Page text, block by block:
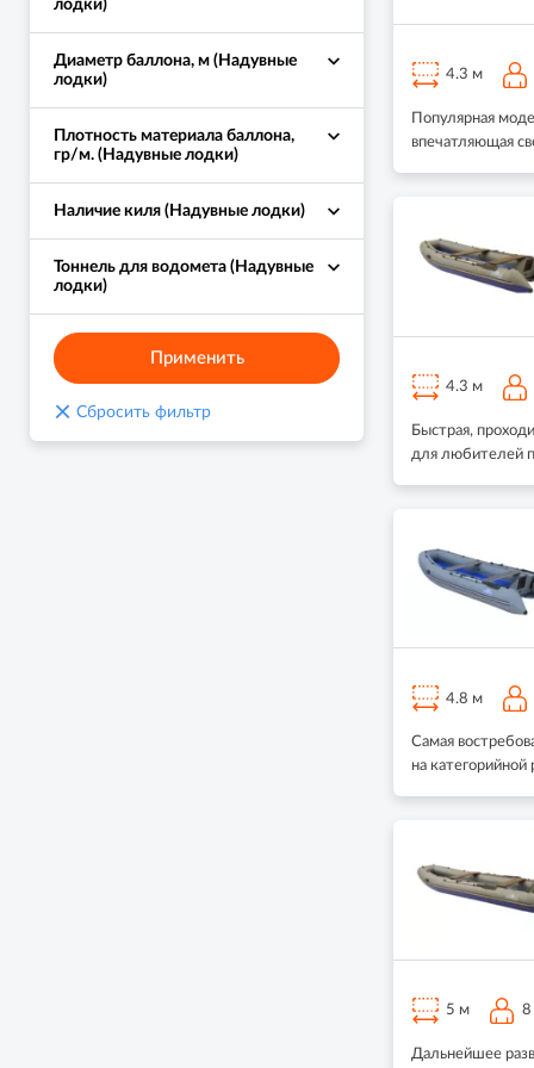
лодки)
Диаметр баллона, м (Надувные
лодки)
Плотность материала баллона,
гр/м. (Надувные лодки)
Наличие киля (Надувные лодки)
Тоннель для водомета (Надувные
лодки)
Применить
× Сбросить фильтр
4.3 м
Популярная
впечатляющая
4.3 м
Быстрая,
для любителей
4.8 м
Самая
на
5 м 8
Дальнейшее